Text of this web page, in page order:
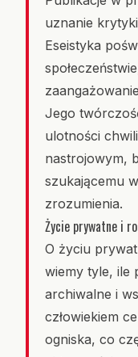
uznanie
Eseistyka
Jego
ulotności
nastrojowym,
szukającemu
zrozumienia.
Życie prywatne i
O życiu
wiemy tyle, ile
archiwalne i
człowiekiem
ogniska, co